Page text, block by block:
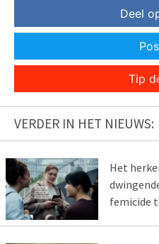
Deel
Tip
VERDER IN HET NIEUWS:
Het
femicide